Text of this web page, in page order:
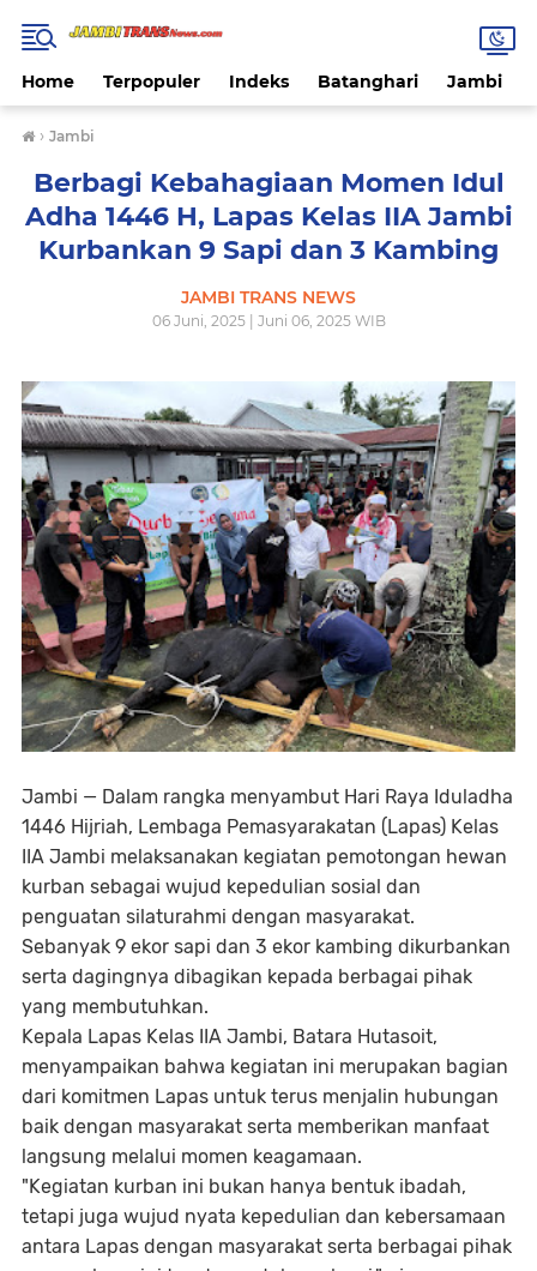
Home Terpopuler Indeks Batanghari Jambi
› Jambi
Berbagi Kebahagiaan Momen Idul
Adha 1446 H, Lapas Kelas IIA Jambi
Kurbankan 9 Sapi dan 3 Kambing
JAMBI TRANS NEWS
06 Juni, 2025 | Juni 06, 2025 WIB
Jambi — Dalam rangka menyambut Hari Raya Iduladha
1446 Hijriah, Lembaga Pemasyarakatan (Lapas) Kelas
IIA Jambi melaksanakan kegiatan pemotongan hewan
kurban sebagai wujud kepedulian sosial dan
penguatan silaturahmi dengan masyarakat.
Sebanyak 9 ekor sapi dan 3 ekor kambing dikurbankan
serta dagingnya dibagikan kepada berbagai pihak
yang membutuhkan.
Kepala Lapas Kelas IIA Jambi, Batara Hutasoit,
menyampaikan bahwa kegiatan ini merupakan bagian
dari komitmen Lapas untuk terus menjalin hubungan
baik dengan masyarakat serta memberikan manfaat
langsung melalui momen keagamaan.
"Kegiatan kurban ini bukan hanya bentuk ibadah,
tetapi juga wujud nyata kepedulian dan kebersamaan
antara Lapas dengan masyarakat serta berbagai pihak